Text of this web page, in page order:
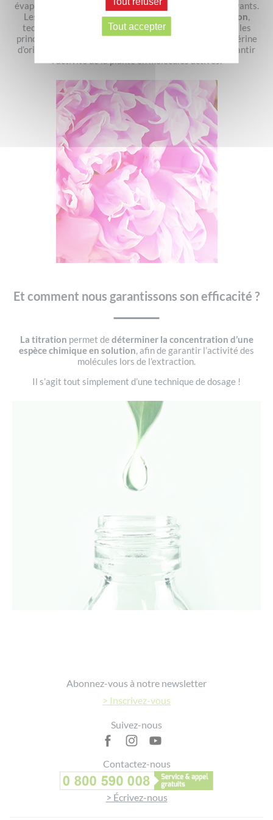
évaporation sous vide permet ensuite d’éliminer ces solvants.
Les extraits obtenus sont alors séchés par
zéodratation,
technologie de séchage innovante qui ne dénature pas les
principes actifs, puis solubilisés dans un support de glycérine
d’origine végétale. L’extrait est ensuite titré afin de garantir
l’activité de la plante en molécules actives.
Et comment nous garantissons son efficacité ?
La titration permet de déterminer la concentration d’une
espèce chimique en solution, afin de garantir l’activité des
molécules lors de l’extraction.
Il s’agit tout simplement d’une technique de dosage !
Abonnez-vous à notre newsletter
> Inscrivez-vous
Suivez-nous
Contactez-nous
> Écrivez-nous
Tout accepter